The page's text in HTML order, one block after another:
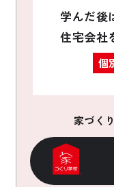
学んだ後
住宅会社
個
家づく